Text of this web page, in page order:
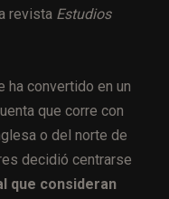
revista Estudios
convertido en un
que corre con
o del norte de
decidió centrarse
que consideran